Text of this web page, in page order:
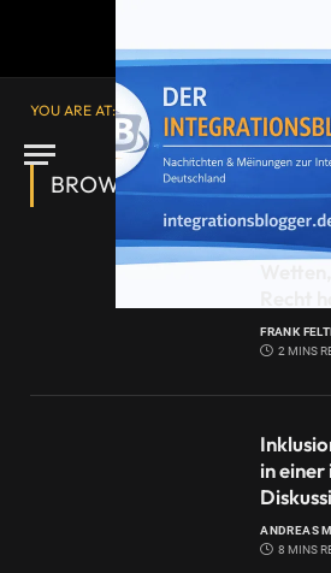
YOU ARE AT: Startseite»
BROWSING:
FRANK
2 MINS
in
ANDREAS
8 MINS